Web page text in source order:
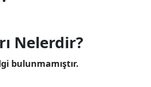
Nelerdir?
bulunmamıştır.